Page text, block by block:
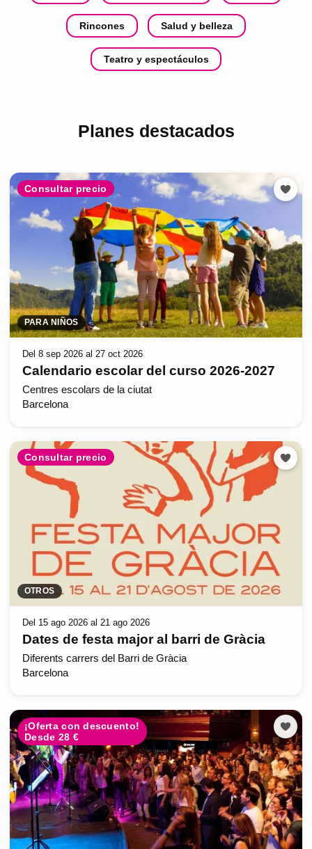
Rincones Salud y belleza
Teatro y espectáculos
Planes destacados
Consultar precio
PARA NIÑOS
Del 8 sep 2026 al 27 oct 2026
Calendario escolar del curso 2026-2027
Centres escolars de la ciutat
Barcelona
Consultar precio
OTROS
Del 15 ago 2026 al 21 ago 2026
Dates de festa major al barri de Gràcia
Diferents carrers del Barri de Gràcia
Barcelona
¡Oferta con descuento!
Desde 28 €